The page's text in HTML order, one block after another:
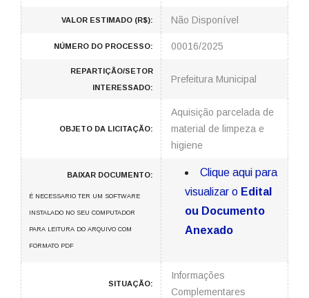
VALOR ESTIMADO (R$): Não Disponível
NÚMERO DO PROCESSO: 00016/2025
REPARTIÇÃO/SETOR
INTERESSADO:
Prefeitura Municipal
OBJETO DA LICITAÇÃO:
Aquisição parcelada de
material de limpeza e
higiene
BAIXAR DOCUMENTO:
É NECESSARIO TER UM SOFTWARE
INSTALADO NO SEU COMPUTADOR
PARA LEITURA DO ARQUIVO COM
FORMATO PDF
Clique aqui para
visualizar o Edital
ou Documento
Anexado
SITUAÇÃO:
Informações
Complementares